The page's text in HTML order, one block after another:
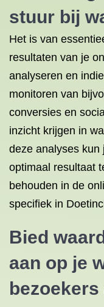
stuur bij
Het is van
resultaten van je
analyseren en
monitoren van
conversies en
inzicht krijgen in
deze analyses kun
optimaal resultaat
behouden in de
specifiek in
Bied
aan op je